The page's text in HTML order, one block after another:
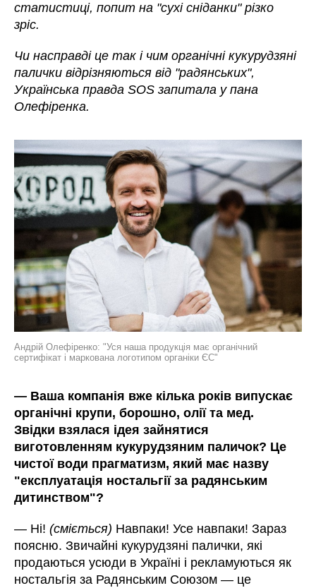
статистиці, попит на "сухі сніданки" різко
зріс.
Чи насправді це так і чим органічні кукурудзяні
палички відрізняються від "радянських",
Українська правда SOS запитала у пана
Олефіренка.
Андрій Олефіренко: "Уся наша продукція має органічний
сертифікат і маркована логотипом органіки ЄС"
— Ваша компанія вже кілька років випускає
органічні крупи, борошно, олії та мед.
Звідки взялася ідея зайнятися
виготовленням кукурудзяним паличок? Це
чистої води прагматизм, який має назву
"експлуатація ностальгії за радянським
дитинством"?
— Ні!(сміється) Навпаки! Усе навпаки! Зараз
поясню. Звичайні кукурудзяні палички, які
продаються усюди в Україні і рекламуються як
ностальгія за Радянським Союзом— це